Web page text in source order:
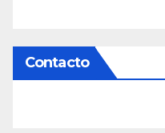
Contacto